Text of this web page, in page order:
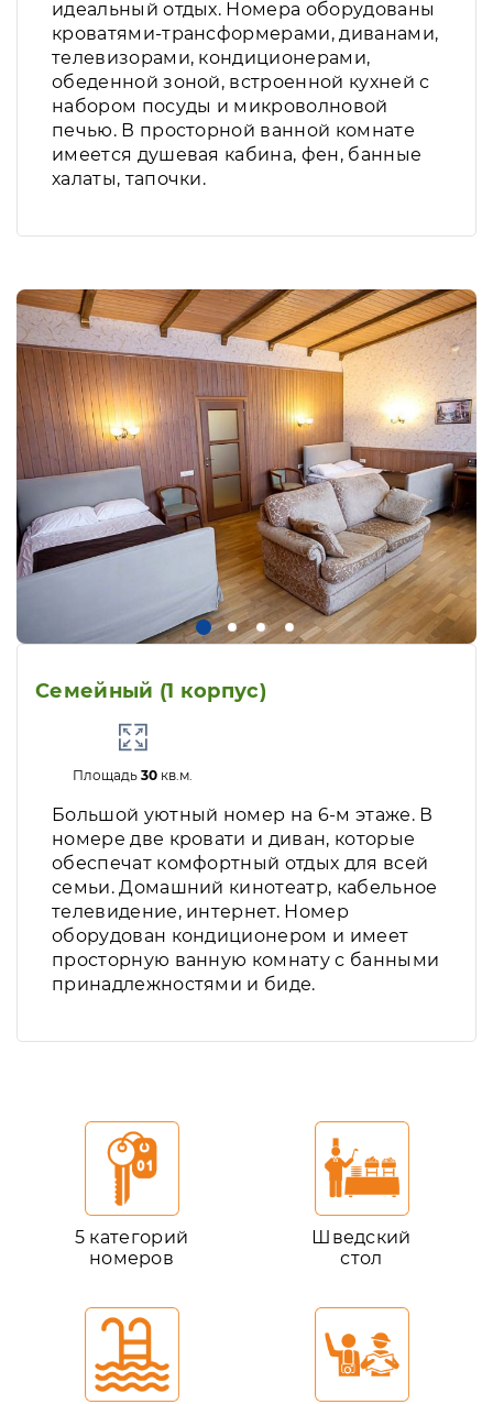
идеальный отдых. Номера оборудованы
кроватями-трансформерами, диванами,
телевизорами, кондиционерами,
обеденной зоной, встроенной кухней с
набором посуды и микроволновой
печью. В просторной ванной комнате
имеется душевая кабина, фен, банные
халаты, тапочки.
Семейный (1 корпус)
Площадь30 кв.м.
Большой уютный номер на 6-м этаже. В
номере две кровати и диван, которые
обеспечат комфортный отдых для всей
семьи. Домашний кинотеатр, кабельное
телевидение, интернет. Номер
оборудован кондиционером и имеет
просторную ванную комнату с банными
принадлежностями и биде.
5 категорий
номеров
Шведский
стол